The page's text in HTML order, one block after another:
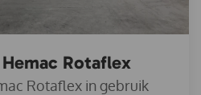
Hemac Rotaflex
Rotaflex in gebruik